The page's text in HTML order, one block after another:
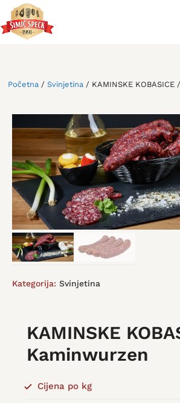
Preskoči
Početna /Svinjetina / KAMINSKE
Kategorija: Svinjetina
KAMINSKE
Kaminwurzen
Cijena po kg